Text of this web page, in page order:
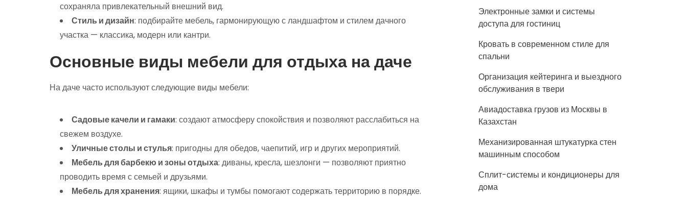
сохраняла привлекательный внешний вид.
Стиль и дизайн: подбирайте мебель, гармонирующую с ландшафтом и стилем дачного
участка — классика, модерн или кантри.
Основные виды мебели для отдыха на даче
На даче часто используют следующие виды мебели:
Садовые качели и гамаки: создают атмосферу спокойствия и позволяют расслабиться на
свежем воздухе.
Уличные столы и стулья: пригодны для обедов, чаепитий, игр и других мероприятий.
Мебель для барбекю и зоны отдыха: диваны, кресла, шезлонги — позволяют приятно
проводить время с семьей и друзьями.
Мебель для хранения: ящики, шкафы и тумбы помогают содержать территорию в порядке.
Электронные замки и системы
доступа для гостиниц
Кровать в современном стиле для
спальни
Организация кейтеринга и выездного
обслуживания в твери
Авиадоставка грузов из Москвы в
Казахстан
Механизированная штукатурка стен
машинным способом
Сплит-системы и кондиционеры для
дома